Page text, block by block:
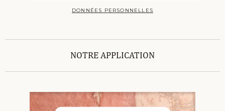
DONNÉES PERSONNELLES
NOTRE APPLICATION